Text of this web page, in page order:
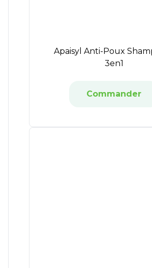
Apaisyl Anti-Poux
3en1
Commander